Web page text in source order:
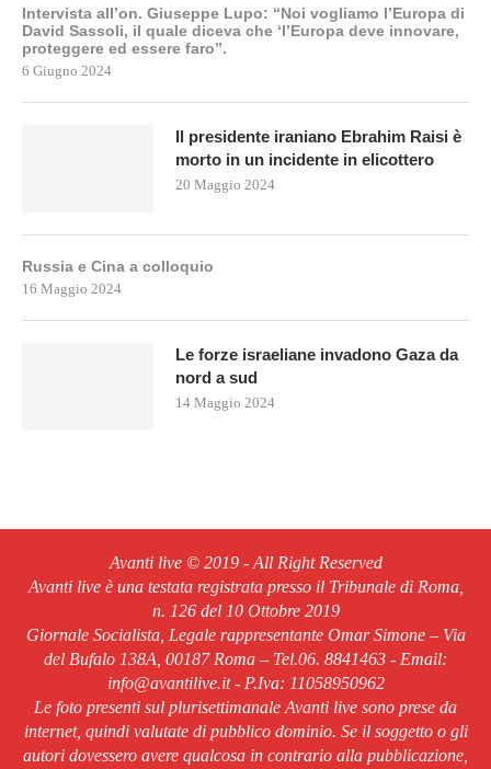
Intervista all’on. Giuseppe Lupo: “Noi vogliamo l’Europa di
David Sassoli, il quale diceva che ‘l’Europa deve innovare,
proteggere ed essere faro”.
6 Giugno 2024
Il presidente iraniano Ebrahim Raisi è
morto in un incidente in elicottero
20 Maggio 2024
Russia e Cina a colloquio
16 Maggio 2024
Le forze israeliane invadono Gaza da
nord a sud
14 Maggio 2024
Avanti live © 2019 - All Right Reserved
Avanti live è una testata registrata presso il Tribunale di Roma,
n. 126 del 10 Ottobre 2019
Giornale Socialista, Legale rappresentante Omar Simone – Via
del Bufalo 138A, 00187 Roma – Tel.06. 8841463 - Email:
info@avantilive.it - P.Iva: 11058950962
Le foto presenti sul plurisettimanale Avanti live sono prese da
internet, quindi valutate di pubblico dominio. Se il soggetto o gli
autori dovessero avere qualcosa in contrario alla pubblicazione,